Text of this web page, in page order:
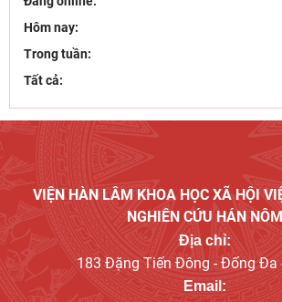
Hôm nay:
Trong tuần:
Tất cả:
VIỆN HÀN LÂM KHOA HỌC XÃ HỘI
NGHIÊN CỨU HÁN NÔM
Địa chỉ:
183 Đặng Tiến Đông - Đống Đa
Email: